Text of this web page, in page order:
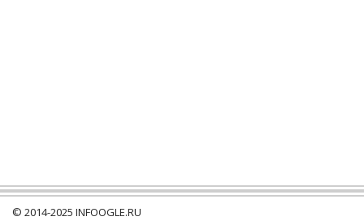
© 2014-2025 INFOOGLE.RU